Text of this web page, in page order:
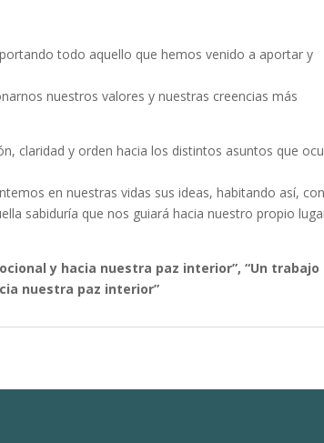
todo aquello que hemos venido a aportar y
nuestros valores y nuestras creencias más
claridad y orden hacia los distintos asuntos que
en nuestras vidas sus ideas, habitando así, con
sabiduría que nos guiará hacia nuestro propio
y hacia nuestra paz interior”, “Un trabajo
nuestra paz interior”